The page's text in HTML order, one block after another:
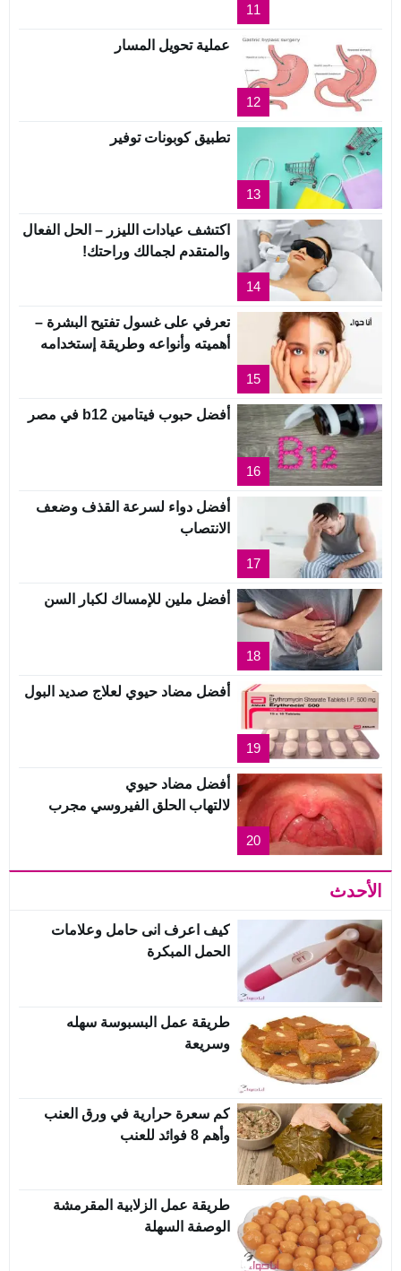
11
12
عملية تحويل المسار
13
تطبيق كوبونات توفير
14
اكتشف عيادات الليزر – الحل الفعال
والمتقدم لجمالك وراحتك!
15
تعرفي على غسول تفتيح البشرة –
أهميته وأنواعه وطريقة إستخدامه
16
أفضل حبوب فيتامين b12 في مصر
17
أفضل دواء لسرعة القذف وضعف
الانتصاب
18
أفضل ملين للإمساك لكبار السن
19
أفضل مضاد حيوي لعلاج صديد البول
20
أفضل مضاد حيوي
لالتهاب الحلق الفيروسي مجرب
الأحدث
كيف اعرف انى حامل وعلامات
الحمل المبكرة
طريقة عمل البسبوسة سهله
وسريعة
كم سعرة حرارية في ورق العنب
وأهم 8 فوائد للعنب
طريقة عمل الزلابية المقرمشة
الوصفة السهلة